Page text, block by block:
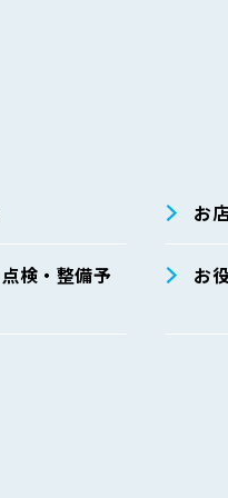
ガイドライン等の遵守」、
取扱方法、責任者・担当者
お
検・整備予
お